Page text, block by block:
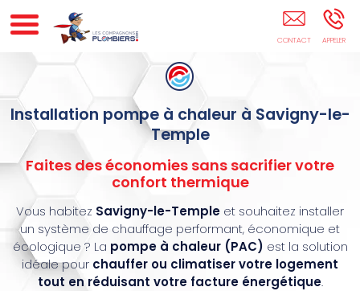
Plombier RGE Savigny-Le-Temple
Installation pompe à chaleur à Savigny-le-
Temple
Faites des économies sans sacrifier votre
confort thermique
Vous habitez Savigny-le-Temple et souhaitez installer
un système de chauffage performant, économique et
écologique ? La pompe à chaleur (PAC) est la solution
idéale pour chauffer ou climatiser votre logement
tout en réduisant votre facture énergétique.